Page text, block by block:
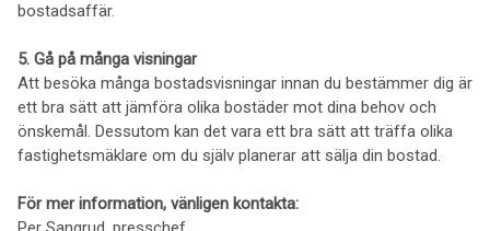
bostadsaffär.
5. Gå på många visningar
Att besöka många bostadsvisningar innan du bestämmer dig är
ett bra sätt att jämföra olika bostäder mot dina behov och
önskemål. Dessutom kan det vara ett bra sätt att träffa olika
fastighetsmäklare om du själv planerar att sälja din bostad.
För mer information, vänligen kontakta: